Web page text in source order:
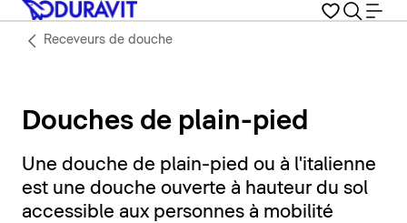
Receveurs de douche
Douches de plain-pied
Une douche de plain-pied ou à l'italienne
est une douche ouverte à hauteur du sol
accessible aux personnes à mobilité